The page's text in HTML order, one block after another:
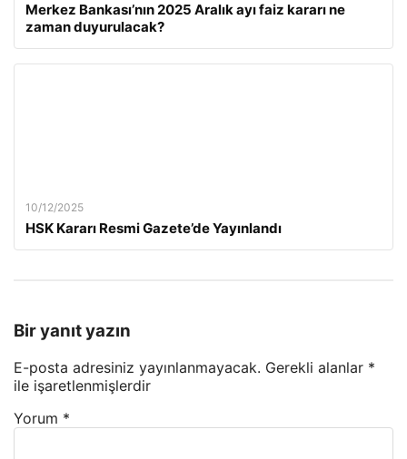
Merkez Bankası’nın 2025 Aralık ayı faiz kararı ne
zaman duyurulacak?
10/12/2025
HSK Kararı Resmi Gazete’de Yayınlandı
Bir yanıt yazın
E-posta adresiniz yayınlanmayacak. Gerekli alanlar *
ile işaretlenmişlerdir
Yorum *